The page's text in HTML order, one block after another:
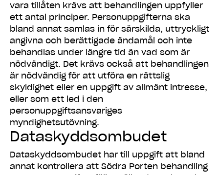
vara tillåten krävs att behandlingen uppfyller
ett antal principer. Personuppgifterna ska
bland annat samlas in för särskilda, uttryckligt
angivna och berättigade ändamål och inte
behandlas under längre tid än vad som är
nödvändigt. Det krävs också att behandlingen
är nödvändig för att utföra en rättslig
skyldighet eller en uppgift av allmänt intresse,
eller som ett led i den
personuppgiftsansvariges
myndighetsutövning.
Dataskyddsombudet
Dataskyddsombudet har till uppgift att bland
annat kontrollera att Södra Porten behandling